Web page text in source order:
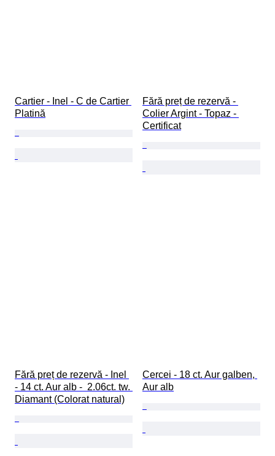
Cartier - Inel - C de Cartier
Platină
Fără preț de rezervă -
Colier Argint - Topaz -
Certificat
Fără preț de rezervă - Inel
- 14 ct. Aur alb -  2.06ct. tw.
Diamant (Colorat natural)
Cercei - 18 ct. Aur galben,
Aur alb